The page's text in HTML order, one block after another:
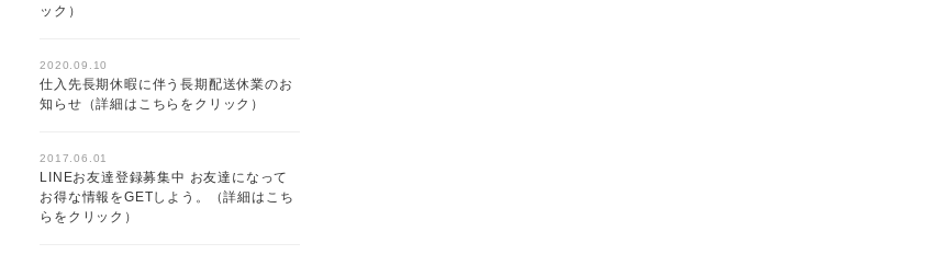
ック）
2020.09.10
仕入先長期休暇に伴う長期配送休業のお
知らせ（詳細はこちらをクリック）
2017.06.01
LINEお友達登録募集中 お友達になって
お得な情報をGETしよう。（詳細はこち
らをクリック）